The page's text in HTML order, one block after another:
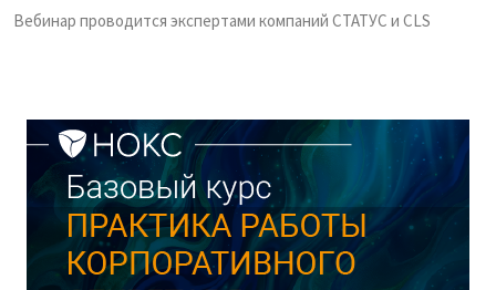
База знаний
Вебинар проводится экспертами компаний СТАТУС и CLS